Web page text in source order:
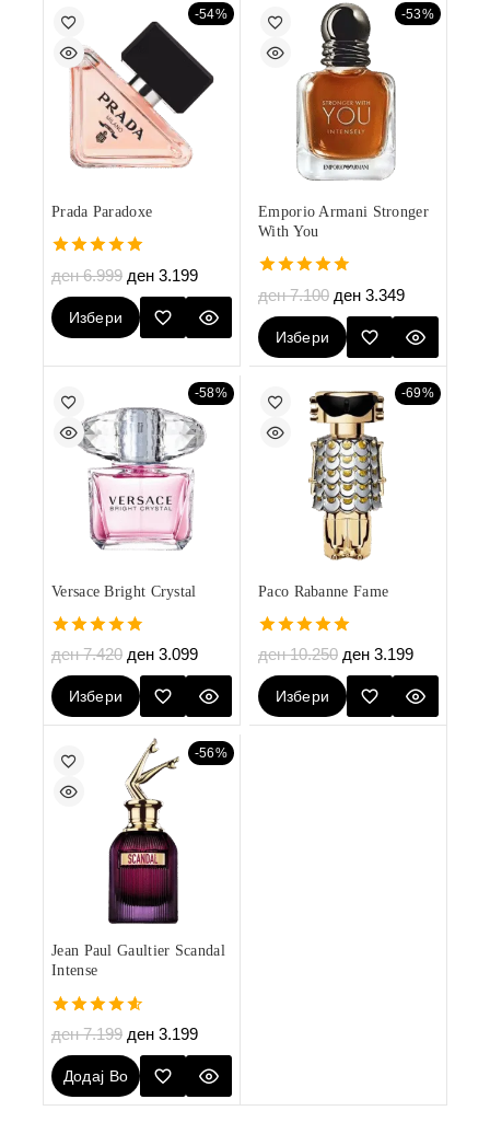
-54%
Prada Paradoxe
5.00
out of 5
ден6.999 ден 3.199
Избери
-53%
Emporio Armani Stronger
With You
4.75
out of 5
ден7.100 ден 3.349
Избери
Опции
-58%
Versace Bright Crystal
4.80
out of 5
ден7.420 ден 3.099
Избери
Опции
-69%
Paco Rabanne Fame
5.00
out of 5
ден10.250 ден 3.199
Избери
Опции
-56%
Jean Paul Gaultier Scandal
Intense
4.60
out of 5
ден7.199 ден 3.199
Додај Во
Кошничка